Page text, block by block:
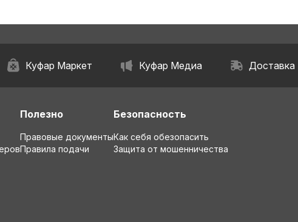
Куфар Маркет Куфар Медиа Доставка
Полезно
Правовые документы
Правила подачи
Безопасность
Как себя обезопасить
Защита от мошенничества